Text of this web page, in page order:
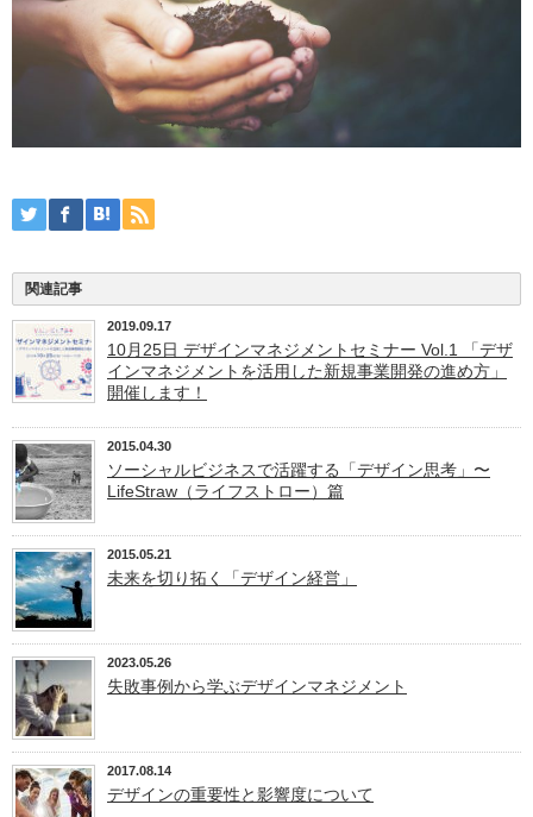
関連記事
2019.09.17
10月25日 デザインマネジメントセミナー Vol.1 「デザ
インマネジメントを活用した新規事業開発の進め方」
開催します！
2015.04.30
ソーシャルビジネスで活躍する「デザイン思考」〜
LifeStraw（ライフストロー）篇
2015.05.21
未来を切り拓く「デザイン経営」
2023.05.26
失敗事例から学ぶデザインマネジメント
2017.08.14
デザインの重要性と影響度について